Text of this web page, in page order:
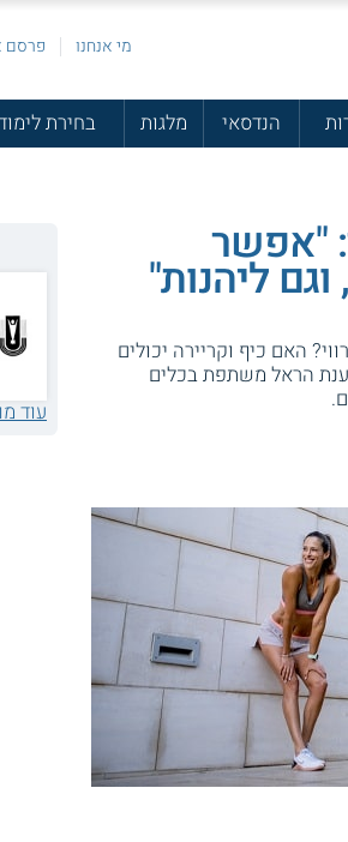
מי אנחנו פרסם
הנדסאי מלגות בחירת
"אפשר
האם כיף וקריירה יכולים
ענת הראל משתפת בכלים
עוד